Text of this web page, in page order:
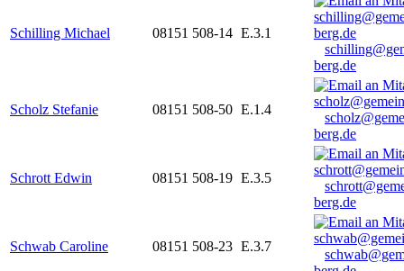
Schilling Michael 08151 508-14 E.3.1
berg.de
Scholz Stefanie 08151 508-50 E.1.4
berg.de
Schrott Edwin 08151 508-19 E.3.5
berg.de
Schwab Caroline 08151 508-23 E.3.7